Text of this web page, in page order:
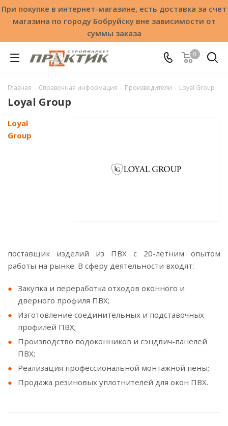
При покупке в интернет-магазине, есть доставка за счет
магазина по городу Бобруйску вне зависимости от
суммы заказа
0
Главная - Справочная информация - Производители - Loyal Group
Loyal Group
Loyal
Group
поставщик изделий из ПВХ с 20-летним опытом
работы на рынке. В сферу деятельности входят:
Закупка и переработка отходов оконного и
дверного профиля ПВХ;
Изготовление соединительных и подставочных
профилей ПВХ;
Производство подоконников и сэндвич-панелей
ПВХ;
Реализация профессиональной монтажной пены;
Продажа резиновых уплотнителей для окон ПВХ.